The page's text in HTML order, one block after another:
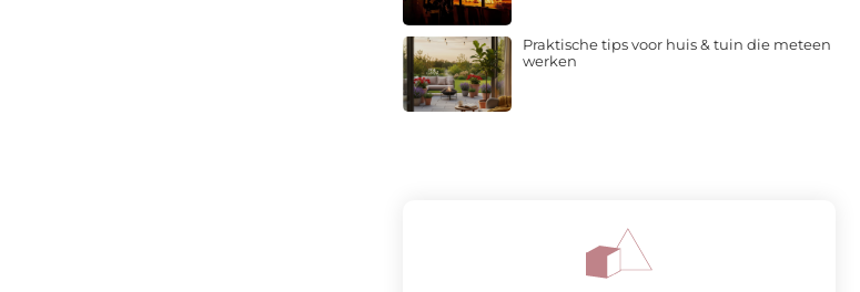
Praktische tips voor huis & tuin die meteen
werken